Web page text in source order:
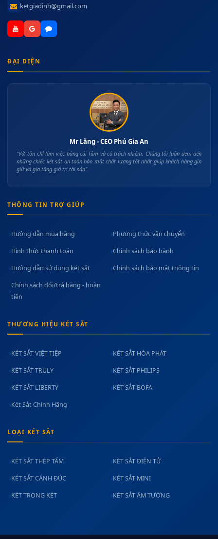
ketgiadinh@gmail.com
ĐẠI DIỆN
Mr Lăng - CEO Phú Gia An
"Với tôn chỉ làm việc bằng cái Tâm và có trách nhiệm, Chúng tôi luôn đem đến
những chiếc két sắt an toàn bảo mật chất lượng tốt nhất giúp khách hàng gìn
giữ và gia tăng giá trị tài sản"
THÔNG TIN TRỢ GIÚP
Hướng dẫn mua hàng Phương thức vận chuyển
Hình thức thanh toán Chính sách bảo hành
Hướng dẫn sử dụng két sắt Chính sách bảo mật thông tin
Chính sách đổi/trả hàng - hoàn
tiền
THƯƠNG HIỆU KÉT SẮT
KÉT SẮT VIỆT TIỆP KÉT SẮT HÒA PHÁT
KÉT SẮT TRULY KÉT SẮT PHILIPS
KÉT SẮT LIBERTY KÉT SẮT BOFA
Két Sắt Chính Hãng
LOẠI KÉT SẮT
KÉT SẮT THÉP TẤM KÉT SẮT ĐIỆN TỬ
KÉT SẮT CÁNH ĐÚC KÉT SẮT MINI
KÉT TRONG KÉT KÉT SẮT ÂM TƯỜNG